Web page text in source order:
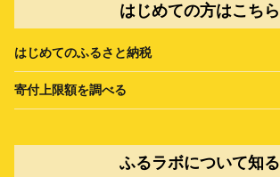
はじめての方はこちら
はじめてのふるさと納税
寄付上限額を調べる
ふるラボについて知る